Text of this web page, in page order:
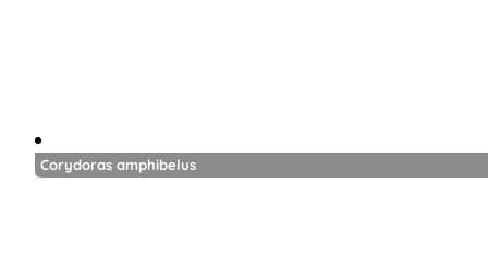
Corydoras amphibelus